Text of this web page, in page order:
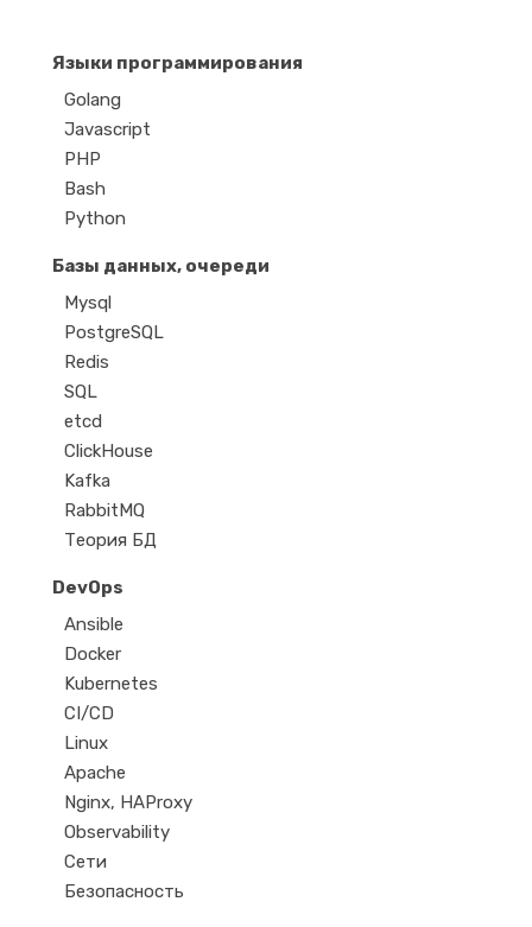
Языки программирования
Golang
Javascript
PHP
Bash
Python
Базы данных, очереди
Mysql
PostgreSQL
Redis
SQL
etcd
ClickHouse
Kafka
RabbitMQ
Теория БД
DevOps
Ansible
Docker
Kubernetes
CI/CD
Linux
Apache
Nginx, HAProxy
Observability
Сети
Безопасность